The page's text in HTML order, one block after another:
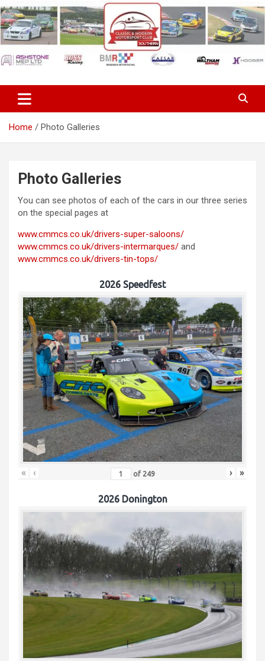
Skip
to
content
Classic & Modern Motorsport
Club Southern
Home Photo Galleries
Photo Galleries
You can see photos of each of the cars in our three series
on the special pages at
www.cmmcs.co.uk/drivers-super-saloons/
www.cmmcs.co.uk/drivers-intermarques/ and
www.cmmcs.co.uk/drivers-tin-tops/
2026 Speedfest
« ‹ of 249 › »
2026 Donington